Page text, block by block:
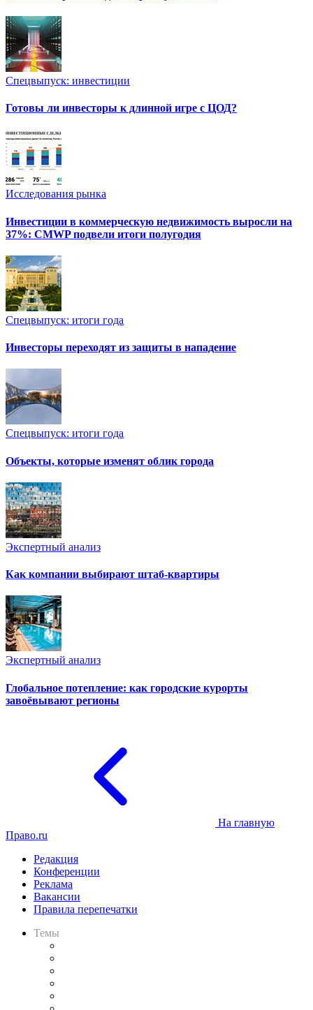
Спецвыпуск: инвестиции
Готовы ли инвесторы к длинной игре с ЦОД?
Исследования рынка
Инвестиции в коммерческую недвижимость выросли на
37%: CMWP подвели итоги полугодия
Спецвыпуск: итоги года
Инвесторы переходят из защиты в нападение
Спецвыпуск: итоги года
Объекты, которые изменят облик города
Экспертный анализ
Как компании выбирают штаб-квартиры
Экспертный анализ
Глобальное потепление: как городские курорты
завоёвывают регионы
На главную
Право.ru
Редакция
Конференции
Реклама
Вакансии
Правила перепечатки
Темы